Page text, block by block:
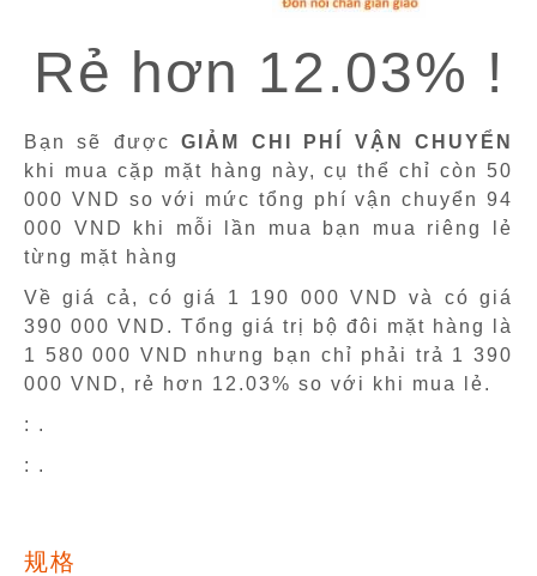
Rẻ hơn 12.03% !
Bạn sẽ đượcGIẢM CHI PHÍ VẬN CHUYỂN
khi mua cặp mặt hàng này, cụ thể chỉ còn 50
000 VND so với mức tổng phí vận chuyển 94
000 VND khi mỗi lần mua bạn mua riêng lẻ
từng mặt hàng
Về giá cả, có giá 1 190 000 VND và có giá
390 000 VND. Tổng giá trị bộ đôi mặt hàng là
1 580 000 VND nhưng bạn chỉ phải trả 1 390
000 VND, rẻ hơn 12.03% so với khi mua lẻ.
: .
: .
规格